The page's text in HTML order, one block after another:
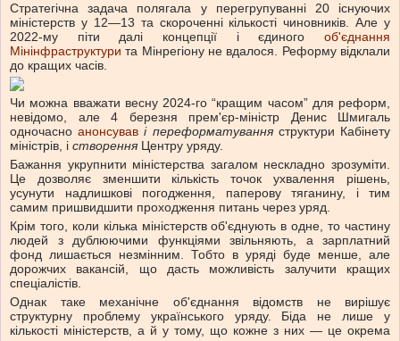
Стратегічна задача полягала у перегрупуванні 20 існуючих
міністерств у 12—13 та скороченні кількості чиновників. Але у
2022-му піти далі концепції і єдиного об'єднання
Мінінфраструктури та Мінрегіону не вдалося. Реформу відклали
до кращих часів.
Чи можна вважати весну 2024-го “кращим часом” для реформ,
невідомо, але 4 березня прем'єр-міністр Денис Шмигаль
одночасноанонсував і переформатуванняструктури Кабінету
міністрів, і створення Центру уряду.
Бажання укрупнити міністерства загалом нескладно зрозуміти.
Це дозволяє зменшити кількість точок ухвалення рішень,
усунути надлишкові погодження, паперову тяганину, і тим
самим пришвидшити проходження питань через уряд.
Крім того, коли кілька міністерств об'єднують в одне, то частину
людей з дублюючими функціями звільняють, а зарплатний
фонд лишається незмінним. Тобто в уряді буде менше, але
дорожчих вакансій, що дасть можливість залучити кращих
спеціалістів.
Однак таке механічне об'єднання відомств не вирішує
структурну проблему українського уряду. Біда не лише у
кількості міністерств, а й у тому, що кожне з них — це окрема